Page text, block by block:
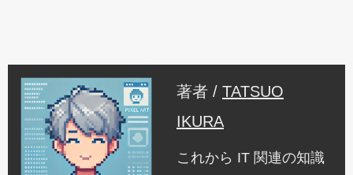
著者 / TATSUO
IKURA
これから IT 関連の知識